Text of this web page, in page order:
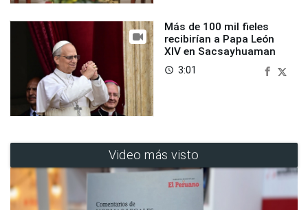
Más de 100 mil fieles
recibirían a Papa León
XIV en Sacsayhuaman
access_time 3:01
Video más visto